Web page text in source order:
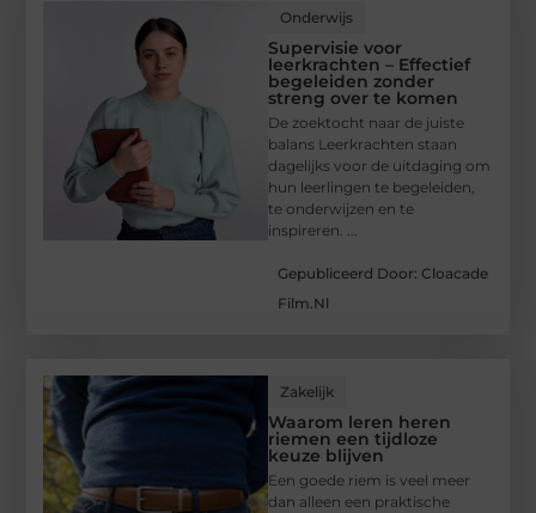
Onderwijs
Supervisie voor
leerkrachten – Effectief
begeleiden zonder
streng over te komen
De zoektocht naar de juiste
balans Leerkrachten staan
dagelijks voor de uitdaging om
hun leerlingen te begeleiden,
te onderwijzen en te
inspireren. ...
Gepubliceerd Door: Cloacade
Film.nl
Zakelijk
Waarom leren heren
riemen een tijdloze
keuze blijven
Een goede riem is veel meer
dan alleen een praktische